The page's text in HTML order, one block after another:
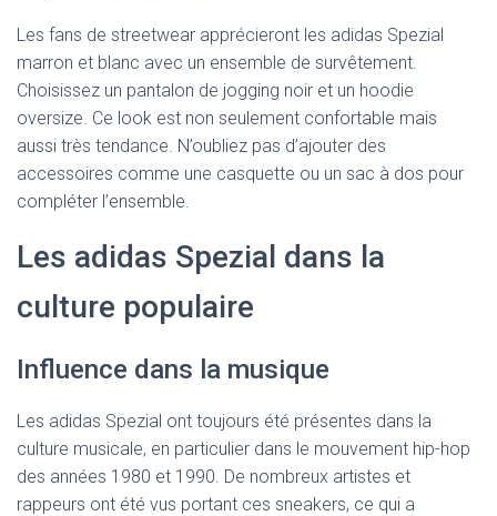
Les fans de streetwear apprécieront les adidas Spezial
marron et blanc avec un ensemble de survêtement.
Choisissez un pantalon de jogging noir et un hoodie
oversize. Ce look est non seulement confortable mais
aussi très tendance. N’oubliez pas d’ajouter des
accessoires comme une casquette ou un sac à dos pour
compléter l’ensemble.
Les adidas Spezial dans la
culture populaire
Influence dans la musique
Les adidas Spezial ont toujours été présentes dans la
culture musicale, en particulier dans le mouvement hip-hop
des années 1980 et 1990. De nombreux artistes et
rappeurs ont été vus portant ces sneakers, ce qui a